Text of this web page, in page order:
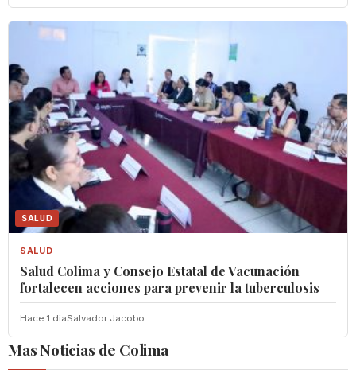
SALUD
SALUD
Salud Colima y Consejo Estatal de Vacunación
fortalecen acciones para prevenir la tuberculosis
Hace 1 diaSalvador Jacobo
Mas Noticias de Colima